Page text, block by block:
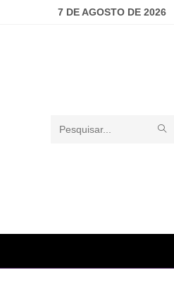
7 DE AGOSTO DE 2026
Pesquisar